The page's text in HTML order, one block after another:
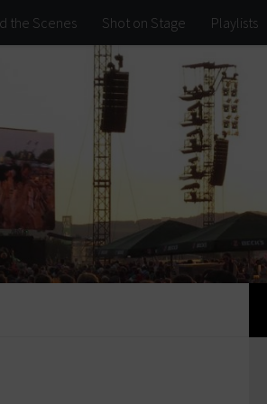
the Scenes Shot on Stage Playlists